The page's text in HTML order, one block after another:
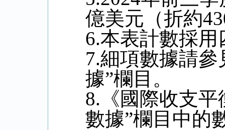
億美元（折約
6.本表計數採用
7.細項數據請參
據”欄目。
8. 《國際收支
數據”欄目中的